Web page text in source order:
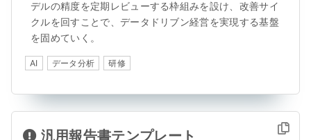
デルの精度を定期レビューする枠組みを設け、改善サイ
クルを回すことで、データドリブン経営を実現する基盤
を固めていく。
AI データ分析 研修
汎用報告書テンプレート